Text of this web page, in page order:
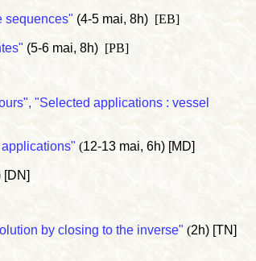
sequences" (4-5 mai, 8h) [EB]
(5-6 mai, 8h) [PB]
"Selected applications : vessel
(12-13 mai, 6h) [MD]
[DN]
by closing to the inverse" (2h) [TN]